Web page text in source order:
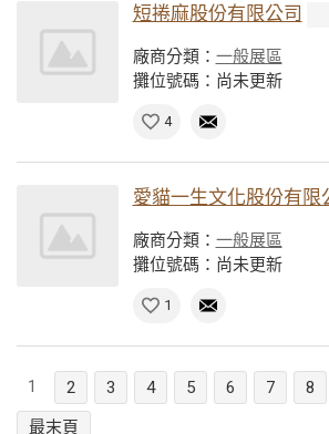
短捲麻股份有限公司
廠商分類： 一般展區
攤位號碼：尚未更新
4
愛貓一生文化股份有限
廠商分類： 一般展區
攤位號碼：尚未更新
1
1 2 3 4 5 6 7 8
最末頁